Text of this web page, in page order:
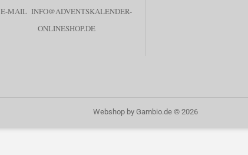
E-MAILINFO@ADVENTSKALENDER-
ONLINESHOP.DE
Webshop by Gambio.de © 2026